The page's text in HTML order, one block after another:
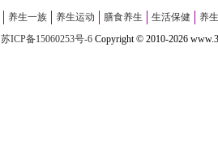
养生一族 养生运动 膳食养生 生活保健
养
苏ICP备15060253号-6Copyright©2010-2026